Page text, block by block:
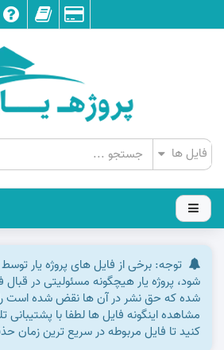
توجه: برخی از فایل های پروژه یار توسط
شود، پروژه یار هیچگونه مسئولیتی در قبال
شده که حق نشر در آن ها نقض شده است را
مشاهده اینگونه فایل ها لطفا با پشتیبانی
کنید تا فایل مربوطه در سریع ترین زمان